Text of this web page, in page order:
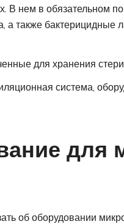
В нем в обязательном
а также
для хранения
система,
для
об оборудовании